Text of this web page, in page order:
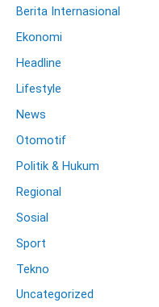
Berita Internasional
Ekonomi
Headline
Lifestyle
News
Otomotif
Politik & Hukum
Regional
Sosial
Sport
Tekno
Uncategorized